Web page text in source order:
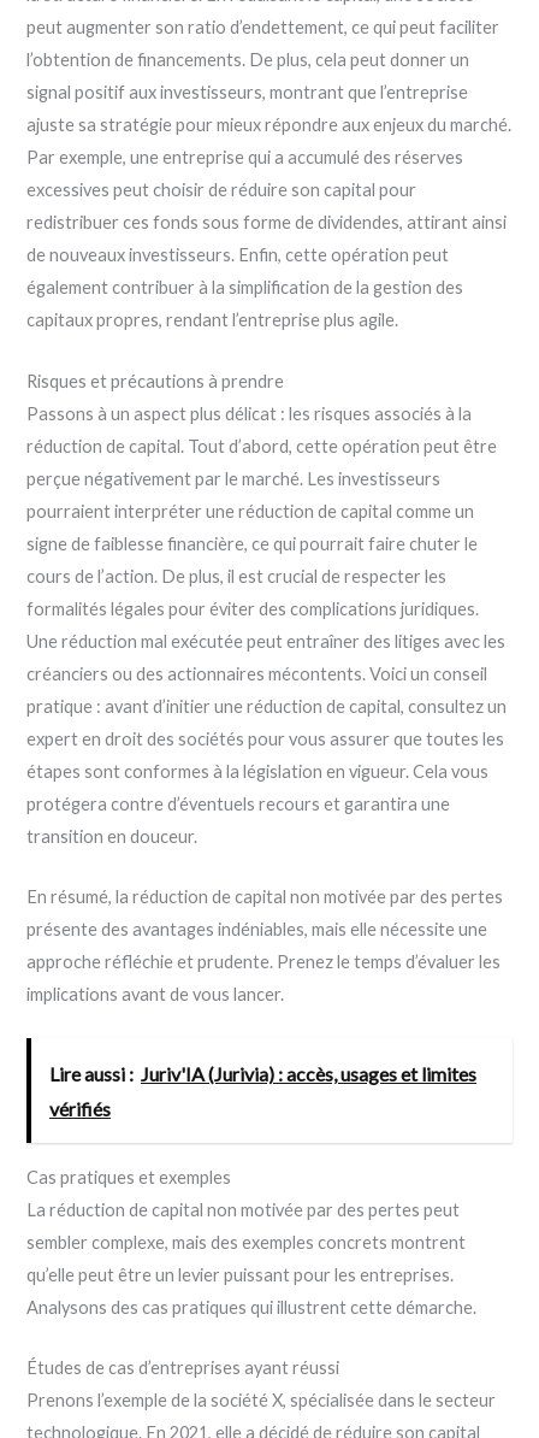
peut augmenter son ratio d’endettement, ce qui peut faciliter
l’obtention de financements. De plus, cela peut donner un
signal positif aux investisseurs, montrant que l’entreprise
ajuste sa stratégie pour mieux répondre aux enjeux du marché.
Par exemple, une entreprise qui a accumulé des réserves
excessives peut choisir de réduire son capital pour
redistribuer ces fonds sous forme de dividendes, attirant ainsi
de nouveaux investisseurs. Enfin, cette opération peut
également contribuer à la simplification de la gestion des
capitaux propres, rendant l’entreprise plus agile.
Risques et précautions à prendre
Passons à un aspect plus délicat : les risques associés à la
réduction de capital. Tout d’abord, cette opération peut être
perçue négativement par le marché. Les investisseurs
pourraient interpréter une réduction de capital comme un
signe de faiblesse financière, ce qui pourrait faire chuter le
cours de l’action. De plus, il est crucial de respecter les
formalités légales pour éviter des complications juridiques.
Une réduction mal exécutée peut entraîner des litiges avec les
créanciers ou des actionnaires mécontents. Voici un conseil
pratique : avant d’initier une réduction de capital, consultez un
expert en droit des sociétés pour vous assurer que toutes les
étapes sont conformes à la législation en vigueur. Cela vous
protégera contre d’éventuels recours et garantira une
transition en douceur.
En résumé, la réduction de capital non motivée par des pertes
présente des avantages indéniables, mais elle nécessite une
approche réfléchie et prudente. Prenez le temps d’évaluer les
implications avant de vous lancer.
Lire aussi : Juriv'IA (Jurivia) : accès, usages et limites
vérifiés
Cas pratiques et exemples
La réduction de capital non motivée par des pertes peut
sembler complexe, mais des exemples concrets montrent
qu’elle peut être un levier puissant pour les entreprises.
Analysons des cas pratiques qui illustrent cette démarche.
Études de cas d’entreprises ayant réussi
Prenons l’exemple de la société X, spécialisée dans le secteur
technologique. En 2021, elle a décidé de réduire son capital